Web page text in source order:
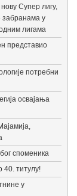
Супер лигу,
у
лигама
представио
потребни
освајања
споменика
40. титулу!
у